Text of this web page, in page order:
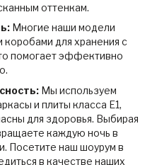
оттенкам.
Многие наши модели
для хранения с
помогает эффективно
Мы используем
и плиты класса E1,
для здоровья. Выбирая
каждую ночь в
Посетите наш шоурум в
в качестве наших